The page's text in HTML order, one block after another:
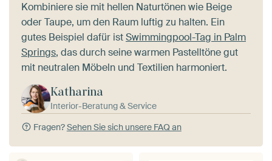
Kombiniere sie mit hellen Naturtönen wie Beige
oder Taupe, um den Raum luftig zu halten. Ein
gutes Beispiel dafür istSwimmingpool-Tag in Palm
Springs, das durch seine warmen Pastelltöne gut
mit neutralen Möbeln und Textilien harmoniert.
Katharina
Interior-Beratung & Service
Fragen?Sehen Sie sich unsere FAQ an